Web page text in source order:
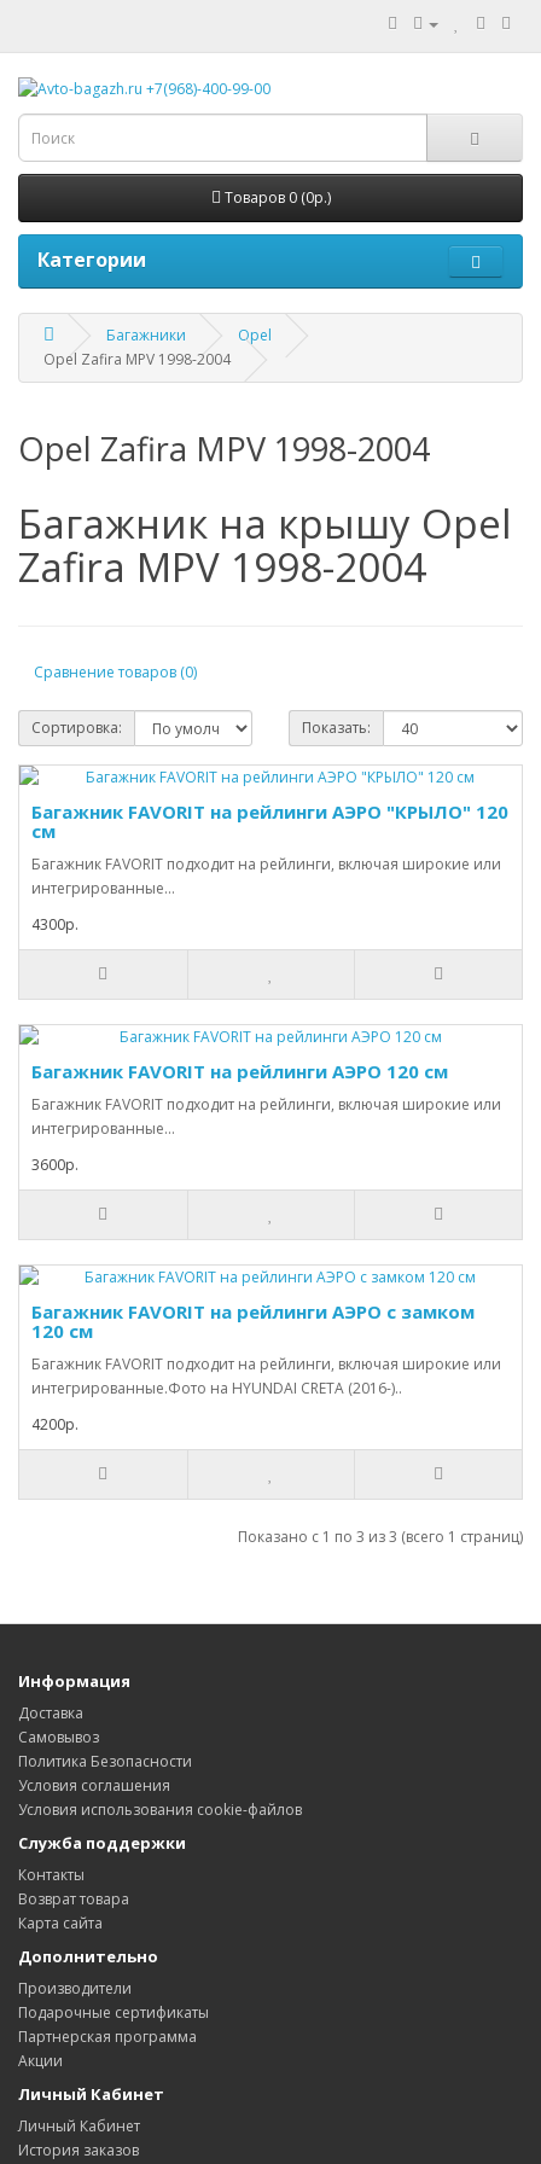
Товаров 0 (0р.)
Категории
Багажники
Opel
Opel Zafira MPV 1998-2004
Opel Zafira MPV 1998-2004
Багажник на крышу Opel
Zafira MPV 1998-2004
Сравнение товаров (0)
Сортировка: Показать:
Багажник FAVORIT на рейлинги АЭРО "КРЫЛО" 120
см
Багажник FAVORIT подходит на рейлинги, включая широкие или
интегрированные...
4300р.
Багажник FAVORIT на рейлинги АЭРО 120 см
Багажник FAVORIT подходит на рейлинги, включая широкие или
интегрированные...
3600р.
Багажник FAVORIT на рейлинги АЭРО с замком
120 см
Багажник FAVORIT подходит на рейлинги, включая широкие или
интегрированные.Фото на HYUNDAI CRETA (2016-)..
4200р.
Показано с 1 по 3 из 3 (всего 1 страниц)
Информация
Доставка
Самовывоз
Политика Безопасности
Условия соглашения
Условия использования cookie-файлов
Служба поддержки
Контакты
Возврат товара
Карта сайта
Дополнительно
Производители
Подарочные сертификаты
Партнерская программа
Акции
Личный Кабинет
Личный Кабинет
История заказов